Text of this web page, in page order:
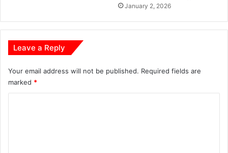
January 2, 2026
Leave a Reply
Your email address will not be published. Required fields are
marked *